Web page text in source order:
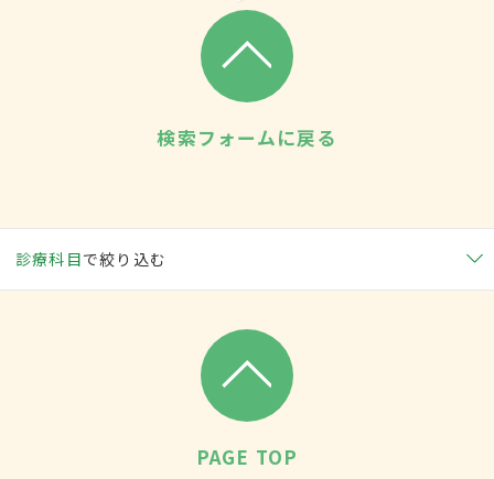
検索フォームに戻る
診療科目で絞り込む
PAGE TOP